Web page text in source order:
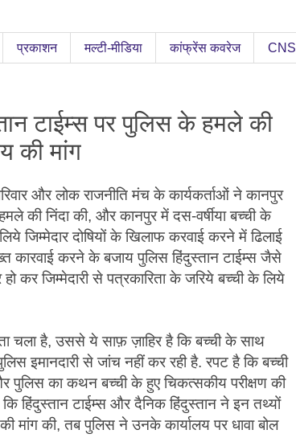
प्रकाशन मल्टी-मीडिया कांफ्रेंस कवरेज CNS
टाईम्स पर पुलिस के हमले की
की मांग
और लोक राजनीति मंच के कार्यकर्ताओं ने कानपुर
की निंदा की, और कानपुर में दस-वर्षीया बच्ची के
जिम्मेदार दोषियों के खिलाफ करवाई करने में ढिलाई
कारवाई करने के बजाय पुलिस हिंदुस्तान टाईम्स जैसे
हो कर जिम्मेदारी से पत्रकारिता के जरिये बच्ची के लिये
चला है, उससे ये साफ़ ज़ाहिर है कि बच्ची के साथ
इमानदारी से जांच नहीं कर रही है. रपट है कि बच्ची
पुलिस का कथन बच्ची के हुए चिकत्सकीय परीक्षण की
हिंदुस्तान टाईम्स और दैनिक हिंदुस्तान ने इन तथ्यों
मांग की, तब पुलिस ने उनके कार्यालय पर धावा बोल